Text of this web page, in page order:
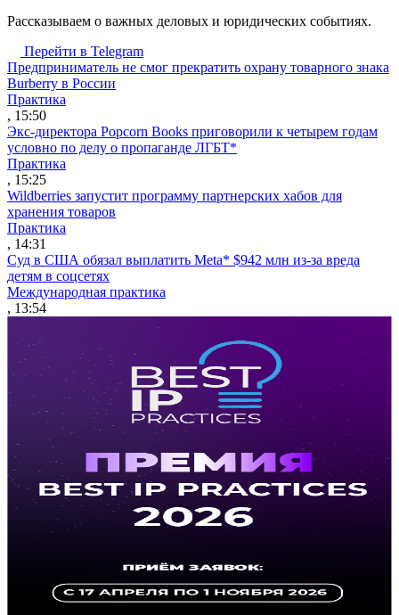
Рассказываем о важных деловых и юридических событиях.
Перейти в Telegram
Предприниматель не смог прекратить охрану товарного знака
Burberry в России
Практика
, 15:50
Экс-директора Popcorn Books приговорили к четырем годам
условно по делу о пропаганде ЛГБТ*
Практика
, 15:25
Wildberries запустит программу партнерских хабов для
хранения товаров
Практика
, 14:31
Суд в США обязал выплатить Meta* $942 млн из-за вреда
детям в соцсетях
Международная практика
, 13:54